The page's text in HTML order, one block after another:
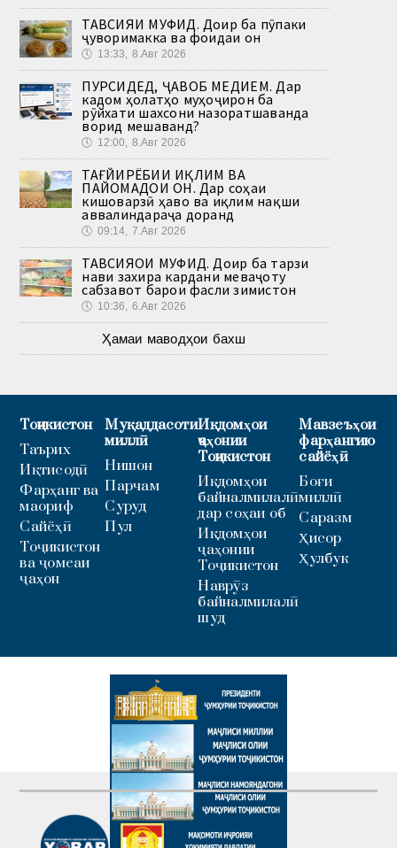
ТАВСИЯИ МУФИД. Доир ба пӯпаки
ҷуворимакка ва фоидаи он
🕔 13:33, 8.Авг 2026
ПУРСИДЕД, ҶАВОБ МЕДИҲЕМ. Дар
кадом ҳолатҳо муҳоҷирон ба
рӯйхати шахсони назоратшаванда
ворид мешаванд?
🕔 12:00, 8.Авг 2026
ТАҒЙИРЁБИИ ИҚЛИМ ВА
ПАЙОМАДҲОИ ОН. Дар соҳаи
кишоварзӣ ҳаво ва иқлим нақши
аввалиндараҷа доранд
🕔 09:14, 7.Авг 2026
ТАВСИЯҲОИ МУФИД. Доир ба тарзи
нави захира кардани меваҷоту
сабзавот барои фасли зимистон
🕔 10:36, 6.Авг 2026
Ҳамаи маводҳои бахш
Тоҷикистон
Таърих
Иқтисодӣ
Фарҳанг ва
маориф
Сайёҳӣ
Тоҷикистон
ва ҷомеаи
ҷаҳон
Муқаддасоти
миллӣ
Нишон
Парчам
Суруд
Пул
Иқдомҳои
ҷаҳонии
Тоҷикистон
Иқдомҳои
байналмилалӣ
дар соҳаи об
Иқдомҳои
ҷаҳонии
Тоҷикистон
Наврӯз
байналмилалӣ
шуд
Мавзеъҳои
фарҳангию
сайёҳӣ
Боғи
миллӣ
Саразм
Ҳисор
Ҳулбук